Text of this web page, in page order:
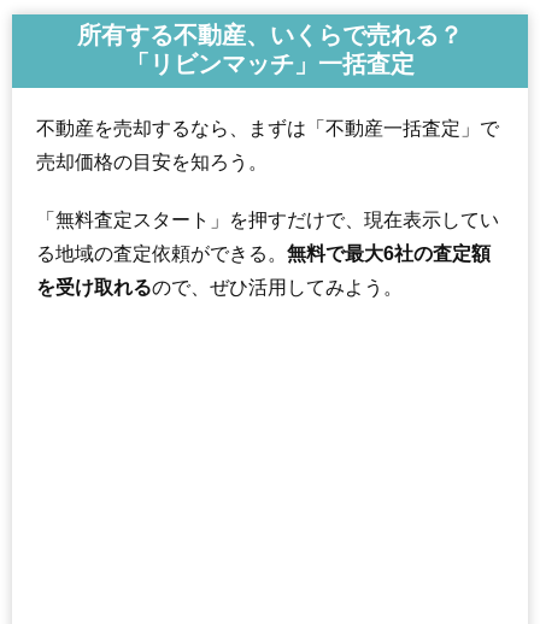
所有する不動産、いくらで売れる？
「リビンマッチ」一括査定
不動産を売却するなら、まずは「不動産一括査定」で
売却価格の目安を知ろう。
「無料査定スタート」を押すだけで、現在表示してい
る地域の査定依頼ができる。 無料で最大6社の査定額
を受け取れるので、ぜひ活用してみよう。